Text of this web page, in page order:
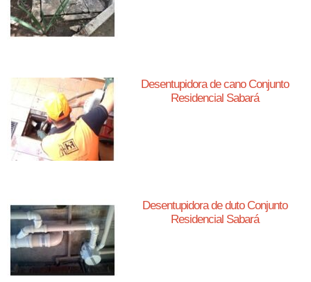
Desentupidora de cano Conjunto
Residencial Sabará
Desentupidora de duto Conjunto
Residencial Sabará